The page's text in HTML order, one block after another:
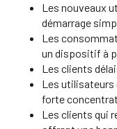
Les nouveaux
démarrage
Les
un dispositif à
Les clients
Les utilisateurs
forte
Les clients qui